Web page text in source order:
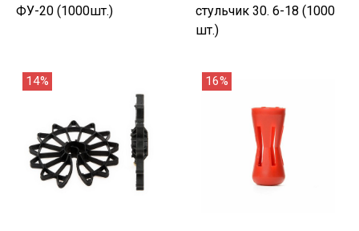
ФУ-20 (1000шт.)
стульчик 30. 6-18 (1000
шт.)
14% 16%